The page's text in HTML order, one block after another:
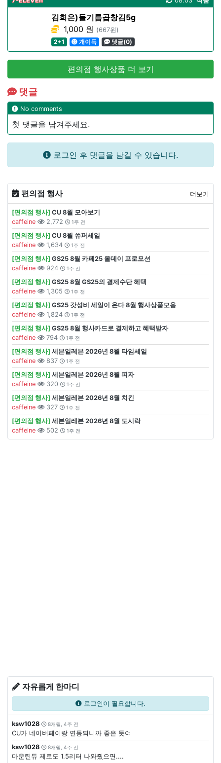
김희은)들기름곱창김5g
1,000 원 (667원)
2+1
개이득 댓글(0)
편의점 행사상품 더 보기
댓글
No comments
첫 댓글을 남겨주세요.
로그인 후 댓글을 남길 수 있습니다.
편의점 행사 더보기
[편의점 행사] CU 8월 모아보기
caffeine
2,772 1주 전
[편의점 행사] CU 8월 쓔퍼세일
caffeine
1,634 1주 전
[편의점 행사] GS25 8월 카페25 올데이 프로모션
caffeine
924 1주 전
[편의점 행사] GS25 8월 GS25의 결제수단 혜택
caffeine
1,305 1주 전
[편의점 행사] GS25 갓성비 세일이 온다 8월 행사상품모음
caffeine
1,824 1주 전
[편의점 행사] GS25 8월 행사카드로 결제하고 혜택받자
caffeine
794 1주 전
[편의점 행사] 세븐일레븐 2026년 8월 타임세일
caffeine
837 1주 전
[편의점 행사] 세븐일레븐 2026년 8월 피자
caffeine
320 1주 전
[편의점 행사] 세븐일레븐 2026년 8월 치킨
caffeine
327 1주 전
[편의점 행사] 세븐일레븐 2026년 8월 도시락
caffeine
502 1주 전
자유롭게 한마디
로그인이 필요합니다.
ksw1028 8개월, 4주 전
CU가 네이버페이랑 연동되니까 좋은 듯여
ksw1028
8개월, 4주 전
마운틴듀 제로도 1.5리터 나와줬으면....